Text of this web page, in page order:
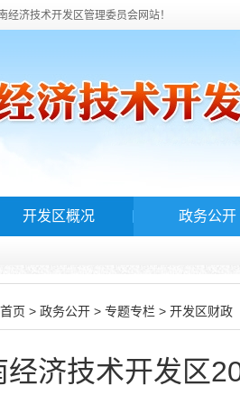
经济技术开发区管理委员会网站！
开发区概况 政务公开
首页 > 政务公开 > 专题专栏 > 开发区财政
经济技术开发区